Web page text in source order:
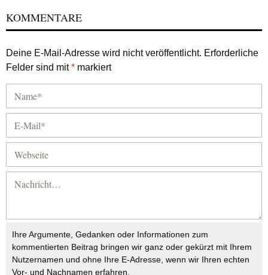
KOMMENTARE
Deine E-Mail-Adresse wird nicht veröffentlicht. Erforderliche
Felder sind mit* markiert
Ihre Argumente, Gedanken oder Informationen zum
kommentierten Beitrag bringen wir ganz oder gekürzt mit Ihrem
Nutzernamen und ohne Ihre E-Adresse, wenn wir Ihren echten
Vor- und Nachnamen erfahren.